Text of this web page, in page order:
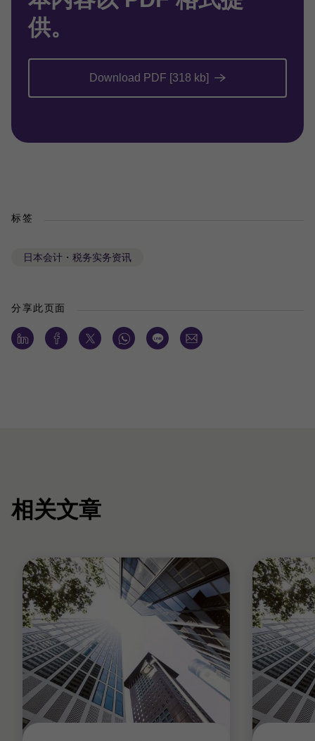
供。
Download PDF [318 kb]
标签
日本会计・税务实务资讯
分享此页面
相关文章